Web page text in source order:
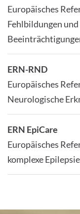
Europäisches
Fehlbildungen
ERN-RND
Europäisches
Neurologische
ERN EpiCare
Europäisches
komplexe